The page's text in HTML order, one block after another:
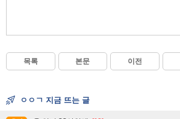
목록 본문 이전
ㅇㅇㄱ 지금 뜨는 글